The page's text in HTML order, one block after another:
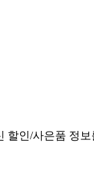
할인/사은품 정